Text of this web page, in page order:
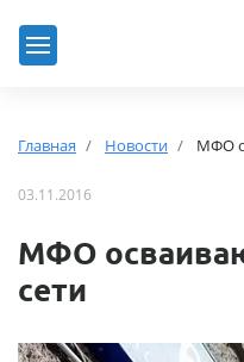
Главная Новости МФО
03.11.2016
МФО
сети